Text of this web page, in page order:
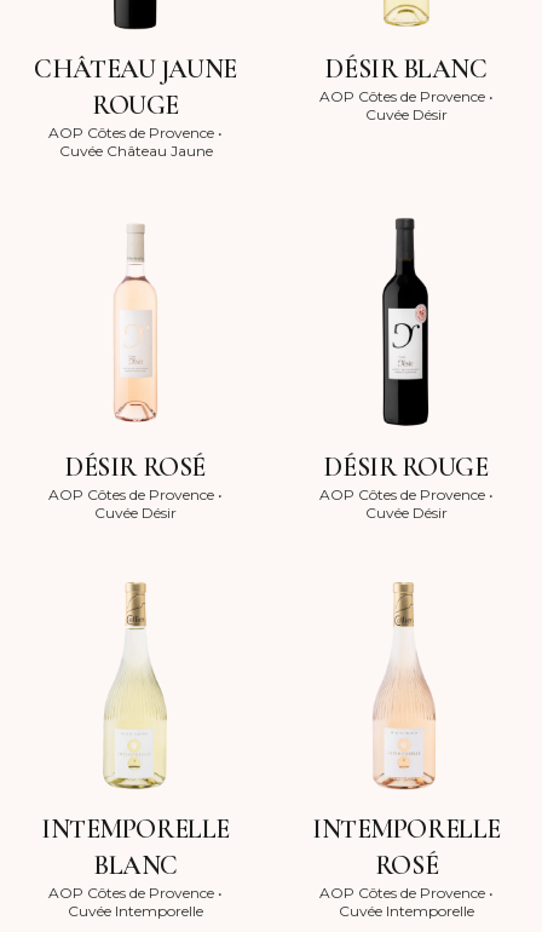
CHÂTEAU JAUNE
ROUGE
AOP Côtes de Provence •
Cuvée Château Jaune
DÉSIR BLANC
AOP Côtes de Provence •
Cuvée Désir
DÉSIR ROSÉ
AOP Côtes de Provence •
Cuvée Désir
DÉSIR ROUGE
AOP Côtes de Provence •
Cuvée Désir
INTEMPORELLE
BLANC
AOP Côtes de Provence •
Cuvée Intemporelle
INTEMPORELLE
ROSÉ
AOP Côtes de Provence •
Cuvée Intemporelle